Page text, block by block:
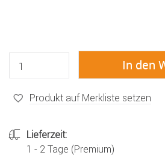
Produkt auf Merkliste setzen
Lieferzeit:
1 - 2 Tage (Premium)